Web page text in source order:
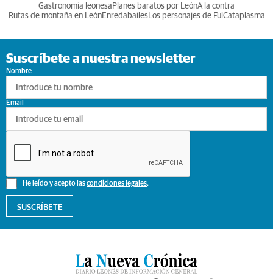
Gastronomia leonesa Planes baratos por LeónA la contra
Rutas de montaña en LeónEnredabailesLos personajes de Ful Cataplasma
Suscríbete a nuestra newsletter
Nombre
He leído y acepto lascondiciones legales.
Email
SUSCRÍBETE